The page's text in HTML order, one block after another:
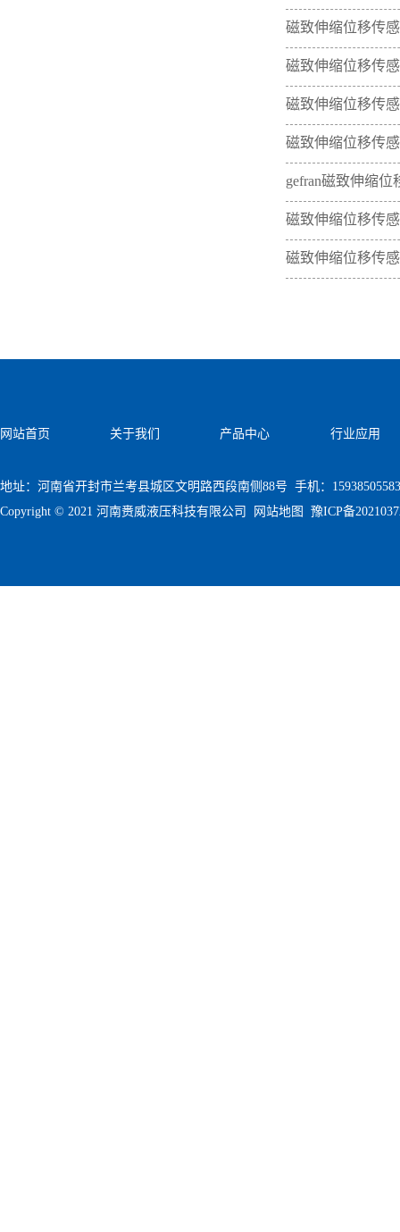
磁致伸缩位移传
磁致伸缩位移传
磁致伸缩位移传
磁致伸缩位移传
gefran磁致伸缩
磁致伸缩位移传
磁致伸缩位移传
网站首页 关于我们 产品中心 行业应用
地址：河南省开封市兰考县城区文明路西段南侧88号 手机：
Copyright © 2021 河南赉威液压科技有限公司
网站地图 豫ICP备